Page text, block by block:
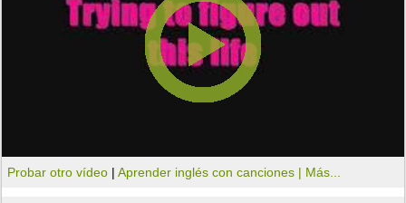
Probar otro vídeo |Aprender inglés con canciones | Más...